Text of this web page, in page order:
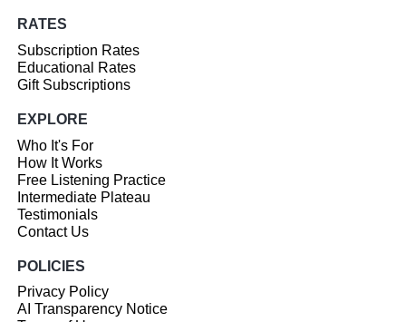
RATES
Subscription Rates
Educational Rates
Gift Subscriptions
EXPLORE
Who It's For
How It Works
Free Listening Practice
Intermediate Plateau
Testimonials
Contact Us
POLICIES
Privacy Policy
AI Transparency Notice